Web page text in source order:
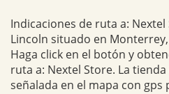
Indicaciones de ruta a:
Lincoln situado en
Haga click en el botón y
ruta a: Nextel Store. La
señalada en el mapa con gps